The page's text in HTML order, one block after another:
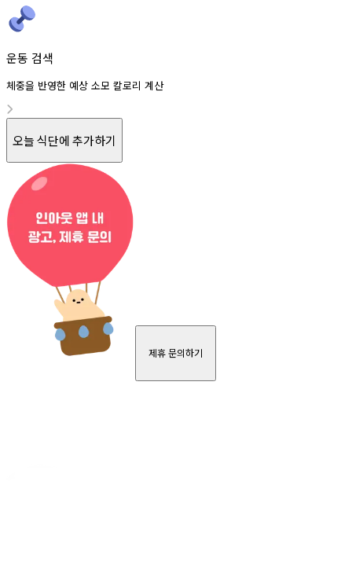
운동 검색
체중을 반영한 예상 소모 칼로리 계산
오늘 식단에 추가하기
제휴 문의하기